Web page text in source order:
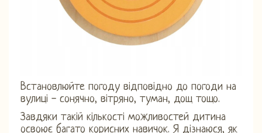
Встановлюйте погоду відповідно до погоди на
вулиці - сонячно, вітряно, туман, дощ тощо.
Завдяки такій кількості можливостей дитина
освоює багато корисних навичок. Я дізнаюся, як